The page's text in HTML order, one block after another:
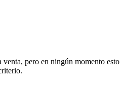
pero en ningún momento